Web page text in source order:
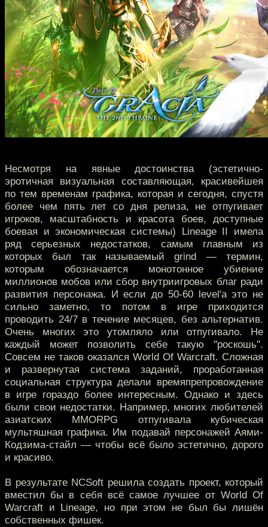
Несмотря на явные достоинства (эстетично-
эротичная визуальная составляющая, красивейшея
по тем временам графика, которая и сегодня, спустя
более чем пять лет со дня релиза, не отпугивает
игроков, масштабность и красота боев, доступные
боевая и экономическая системы) Lineage II имела
ряд серьезных недостатков, самым главным из
которых был так называемый grind — термин,
которым обозначается монотонное убиение
миллионов мобов или сбор внутриигровых благ ради
развития персонажа. И если до 50-60 level'а это не
сильно заметно, то потом в игре приходится
проводить 24/7 в течение месяцев, без альтернатив.
Очень многих это утомляло или отпугивало. Не
каждый может позволить себе такую "роскошь".
Совсем не таков оказался World Of Warcraft. Сложная
и развернутая система заданий, проработанная
социальная структура делали времяпрепровождение
в игре гораздо более интересным. Однако и здесь
были свои недостатки. Например, многих любителей
азиатских MMORPG отпугивала кубическая
мультяшная графика. Им подавай персонажей Аями-
Кодзима-стайл — чтобы всё было эстетично, дорого
и красиво.
В результате NCSoft решила создать проект, который
вместил бы в себя всё самое лучшее от World Of
Warcraft и Lineage, но при этом не был бы лишён
собственных фишек.